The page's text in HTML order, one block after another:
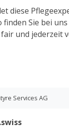
diese
finden Sie bei
und jederzeit
Services AG